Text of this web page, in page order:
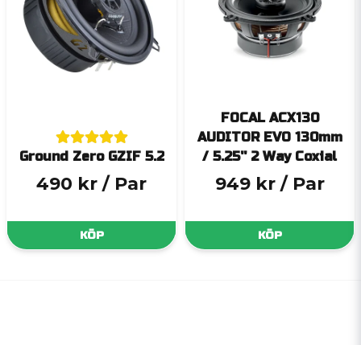
Ground Zero GZIF 5.2
490 kr / Par
KÖP
FOCAL ACX130
AUDITOR EVO 130mm
/ 5.25'' 2 Way Coxial
949 kr / Par
KÖP